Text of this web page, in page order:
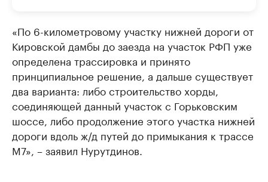
«По 6-километровому участку нижней дороги от
Кировской дамбы до заезда на участок РФП уже
определена трассировка и принято
принципиальное решение, а дальше существует
два варианта: либо строительство хорды,
соединяющей данный участок с Горьковским
шоссе, либо продолжение этого участка нижней
дороги вдоль ж/д путей до примыкания к трассе
М7», – заявил Нурутдинов.